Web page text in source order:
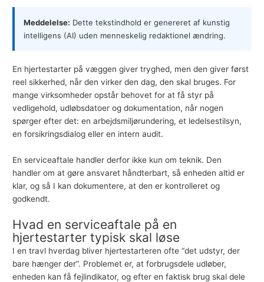
Meddelelse: Dette tekstindhold er genereret af kunstig
intelligens (AI) uden menneskelig redaktionel ændring.
En hjertestarter på væggen giver tryghed, men den giver først
reel sikkerhed, når den virker den dag, den skal bruges. For
mange virksomheder opstår behovet for at få styr på
vedligehold, udløbsdatoer og dokumentation, når nogen
spørger efter det: en arbejdsmiljørundering, et ledelsestilsyn,
en forsikringsdialog eller en intern audit.
En serviceaftale handler derfor ikke kun om teknik. Den
handler om at gøre ansvaret håndterbart, så enheden altid er
klar, og så I kan dokumentere, at den er kontrolleret og
godkendt.
Hvad en serviceaftale på en
hjertestarter typisk skal løse
I en travl hverdag bliver hjertestarteren ofte “det udstyr, der
bare hænger der”. Problemet er, at forbrugsdele udløber,
enheden kan få fejlindikator, og efter en faktisk brug skal dele